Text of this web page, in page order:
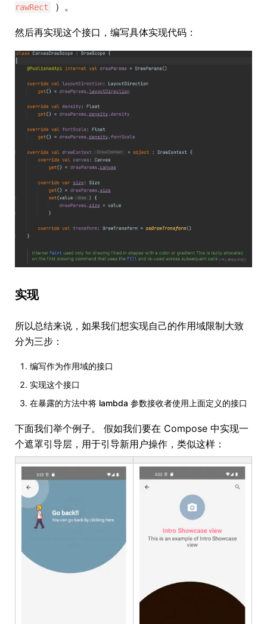
rawRect ）。
然后再实现这个接口，编写具体实现代码：
实现
所以总结来说，如果我们想实现自己的作用域限制大致
分为三步：
编写作为作用域的接口
实现这个接口
在暴露的方法中将 lambda 参数接收者使用上面定义的接口
下面我们举个例子。 假如我们要在 Compose 中实现一
个遮罩引导层，用于引导新用户操作，类似这样：